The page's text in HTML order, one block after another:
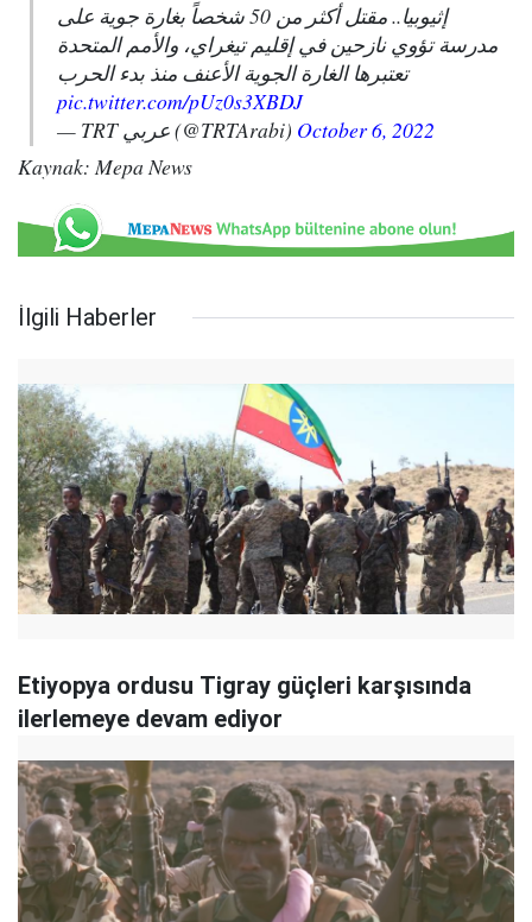
إثيوبيا.. مقتل أكثر من 50 شخصاً بغارة جوية على
مدرسة تؤوي نازحين في إقليم تيغراي، والأمم المتحدة
تعتبرها الغارة الجوية الأعنف منذ بدء الحرب
pic.twitter.com/pUz0s3XBDJ
— TRT عربي (@TRTArabi) October 6, 2022
Kaynak: Mepa News
İlgili Haberler
Etiyopya ordusu Tigray güçleri karşısında
ilerlemeye devam ediyor